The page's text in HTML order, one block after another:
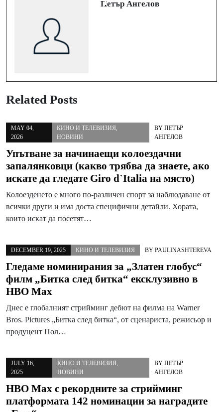
Петър Ангелов
Related Posts
MAY 04,
2026
КИНО И ТЕЛЕВИЗИЯ
НОВИНИ
BY ПЕТЪР
АНГЕЛОВ
Упътване за начинаещи колоездачни
запалянковци (какво трябва да знаете, ако
искате да гледате Giro d`Italia на място)
Колоезденето е много по-различен спорт за наблюдаване от
всички други и има доста специфични детайли. Хората,
които искат да посетят…
DECEMBER 19, 2025 КИНО И ТЕЛЕВИЗИЯ BY PAULINASHTEREVA
Гледаме номинирания за „Златен глобус“
филм „Битка след битка“ ексклузивно в
HBO Max
Днес е глобалният стрийминг дебют на филма на Warner
Bros. Pictures „Битка след битка“, от сценариста, режисьор и
продуцент Пол…
JULY 16,
2025
КИНО И ТЕЛЕВИЗИЯ,
НОВИНИ
BY ПЕТЪР
АНГЕЛОВ
HBO Max с рекордните за стрийминг
платформата 142 номинации за наградите